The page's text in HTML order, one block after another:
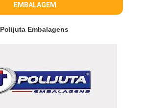
EMBALAGEM
Polijuta Embalagens